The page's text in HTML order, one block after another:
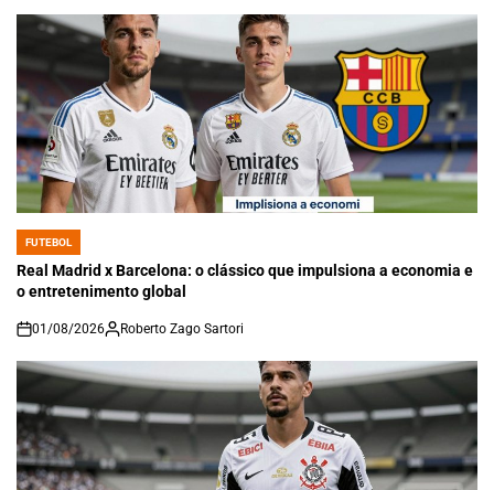
POSTED
IN
FUTEBOL
Real Madrid x Barcelona: o clássico que impulsiona a economia e
o entretenimento global
on
01/08/2026 Roberto Zago Sartori